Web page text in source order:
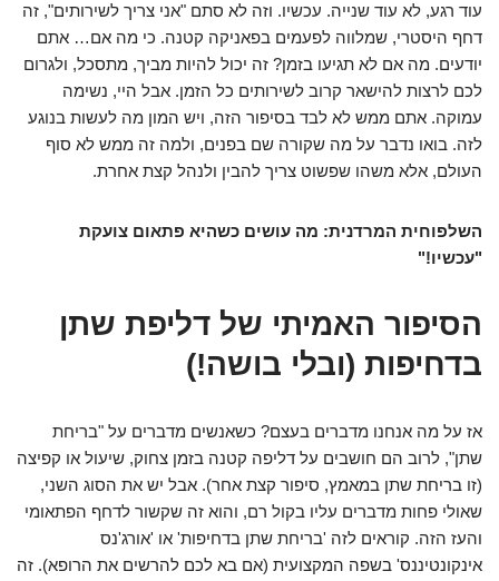
עוד רגע, לא עוד שנייה. עכשיו. וזה לא סתם "אני צריך לשירותים", זה
דחף היסטרי, שמלווה לפעמים בפאניקה קטנה. כי מה אם… אתם
יודעים. מה אם לא תגיעו בזמן? זה יכול להיות מביך, מתסכל, ולגרום
לכם לרצות להישאר קרוב לשירותים כל הזמן. אבל היי, נשימה
עמוקה. אתם ממש לא לבד בסיפור הזה, ויש המון מה לעשות בנוגע
לזה. בואו נדבר על מה שקורה שם בפנים, ולמה זה ממש לא סוף
העולם, אלא משהו שפשוט צריך להבין ולנהל קצת אחרת.
השלפוחית המרדנית: מה עושים כשהיא פתאום צועקת
"עכשיו!"
הסיפור האמיתי של דליפת שתן
בדחיפות (ובלי בושה!)
אז על מה אנחנו מדברים בעצם? כשאנשים מדברים על "בריחת
שתן", לרוב הם חושבים על דליפה קטנה בזמן צחוק, שיעול או קפיצה
(זו בריחת שתן במאמץ, סיפור קצת אחר). אבל יש את הסוג השני,
שאולי פחות מדברים עליו בקול רם, והוא זה שקשור לדחף הפתאומי
והעז הזה. קוראים לזה 'בריחת שתן בדחיפות' או 'אורג'נס
אינקונטיננס' בשפה המקצועית (אם בא לכם להרשים את הרופא). זה